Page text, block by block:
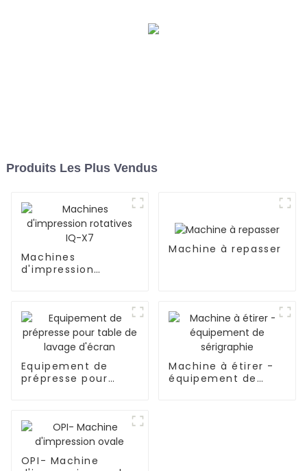
Produits Les Plus Vendus
Machines
d'impression
Machine à repasser
Equipement de
prépresse pour
Machine à étirer -
équipement de
OPI- Machine